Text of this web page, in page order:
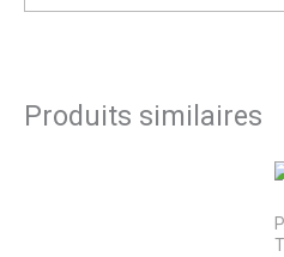
Produits similaires